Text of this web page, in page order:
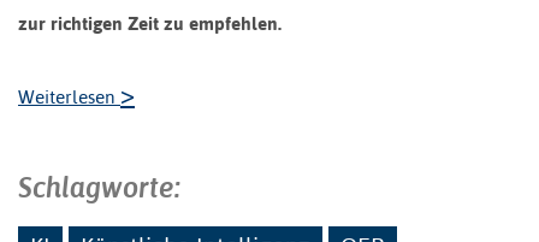
zur richtigen Zeit zu empfehlen.
Weiterlesen >
Schlagworte: